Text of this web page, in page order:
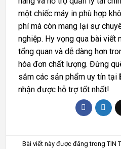
một chiếc máy in phù hợp
phí mà còn mang lại sự
nghiệp. Hy vọng qua bài viết
tổng quan và dễ dàng hơn
hóa đơn chất lượng. Đừng
sắm các sản phẩm uy tín tại
nhận được hỗ trợ tốt nhất!
Bài viết này được đăng trong TIN